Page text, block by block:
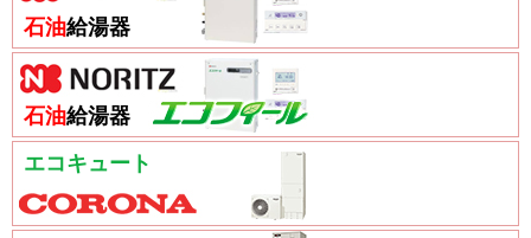
石油給湯器
石油給湯器
エコキュート